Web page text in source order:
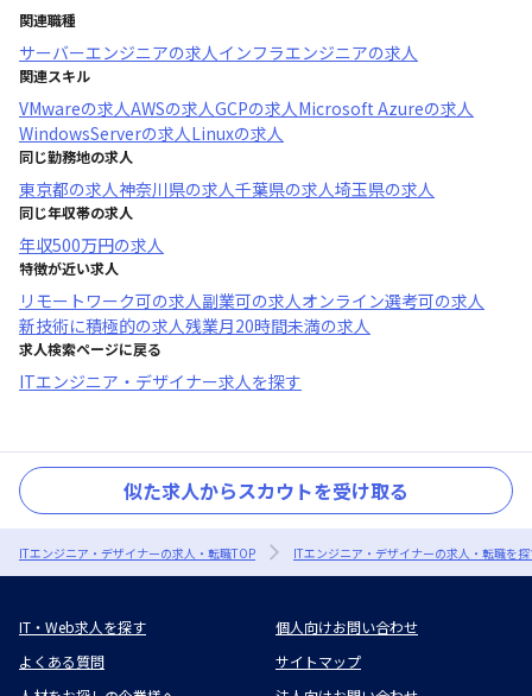
関連職種
サーバーエンジニアの求人インフラエンジニアの求人
関連スキル
VMwareの求人AWSの求人GCPの求人Microsoft Azureの求人
WindowsServerの求人Linuxの求人
同じ勤務地の求人
東京都の求人神奈川県の求人千葉県の求人埼玉県の求人
同じ年収帯の求人
年収500万円の求人
特徴が近い求人
リモートワーク可の求人副業可の求人オンライン選考可の求人
新技術に積極的の求人残業月20時間未満の求人
求人検索ページに戻る
ITエンジニア・デザイナー求人を探す
似た求人からスカウトを受け取る
ITエンジニア・デザイナーの求人・転職TOP ITエンジニア・デザイナーの求人・転職を
IT・Web求人を探す
個人向けお問い合わせ
よくある質問
サイトマップ